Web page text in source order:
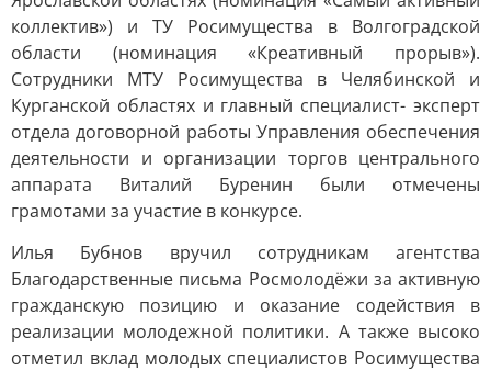
коллектив») и ТУ Росимущества в Волгоградской
области (номинация «Креативный прорыв»).
Сотрудники МТУ Росимущества в Челябинской и
Курганской областях и главный специалист- эксперт
отдела договорной работы Управления обеспечения
деятельности и организации торгов центрального
аппарата Виталий Буренин были отмечены
грамотами за участие в конкурсе.
Илья Бубнов вручил сотрудникам агентства
Благодарственные письма Росмолодёжи за активную
гражданскую позицию и оказание содействия в
реализации молодежной политики. А также высоко
отметил вклад молодых специалистов Росимущества